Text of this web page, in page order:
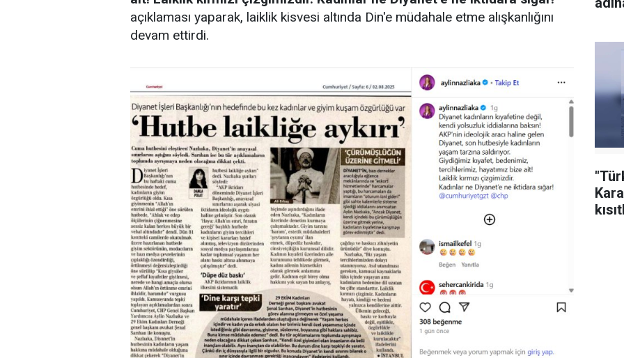
açıklaması yaparak, laiklik kisvesi altında Din'e müdahale etme alışkanlığını
devam ettirdi.